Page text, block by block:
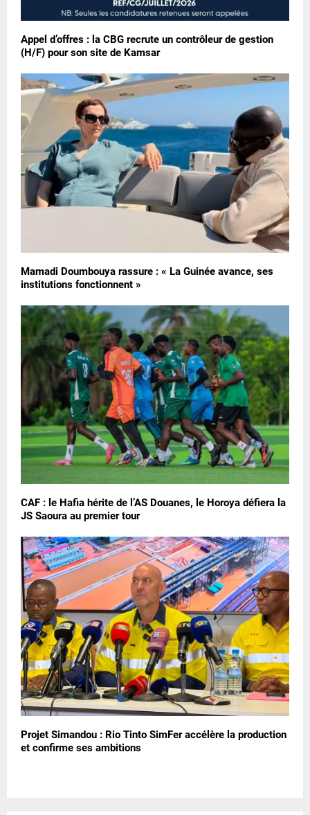
Appel d’offres : la CBG recrute un contrôleur de gestion
(H/F) pour son site de Kamsar
Mamadi Doumbouya rassure : « La Guinée avance, ses
institutions fonctionnent »
CAF : le Hafia hérite de l’AS Douanes, le Horoya défiera la
JS Saoura au premier tour
Projet Simandou : Rio Tinto SimFer accélère la production
et confirme ses ambitions